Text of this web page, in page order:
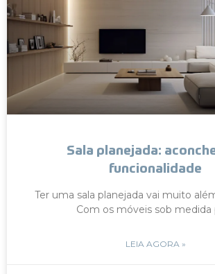
Sala planejada:
funcionalidade
Ter uma sala planejada vai muito
Com os móveis sob medida
LEIA AGORA »